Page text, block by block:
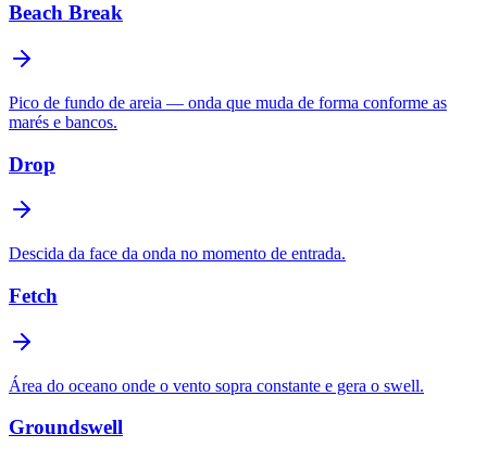
Beach Break
Pico de fundo de areia — onda que muda de forma conforme as
marés e bancos.
Drop
Descida da face da onda no momento de entrada.
Fetch
Área do oceano onde o vento sopra constante e gera o swell.
Groundswell